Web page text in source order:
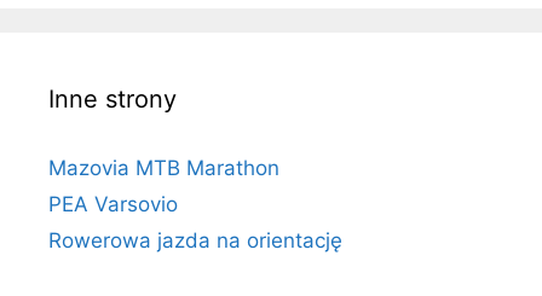
Inne strony
Mazovia MTB Marathon
PEA Varsovio
Rowerowa jazda na orientację